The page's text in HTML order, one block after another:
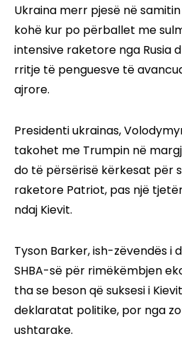
Ukraina merr pjesë në
kohë kur po përballet me
intensive raketore nga Rusia
rritje të penguesve të
ajrore.
Presidenti ukrainas,
takohet me Trumpin në
do të përsërisë kërkesat për
raketore Patriot, pas një
ndaj Kievit.
Tyson Barker, ish-zëvendës i
SHBA-së për rimëkëmbjen
tha se beson që suksesi i
deklaratat politike, por nga
ushtarake.